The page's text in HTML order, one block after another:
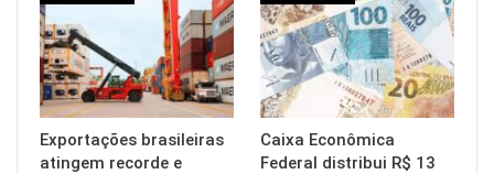
Exportações brasileiras
atingem recorde e
Caixa Econômica
Federal distribui R$ 13